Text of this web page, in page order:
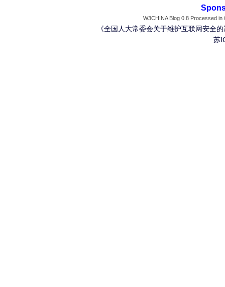
W3CHINA Blog 0.8 Processed
《全国人大常委会关于维护互联网安全
苏